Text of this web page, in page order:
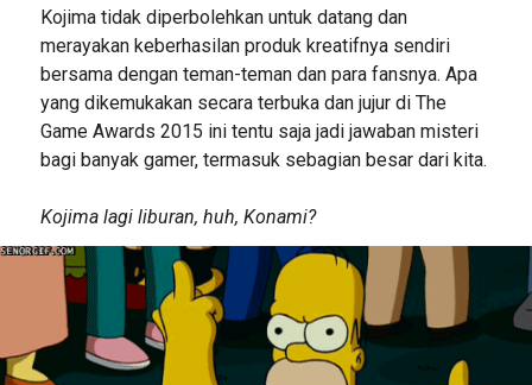
Kojima tidak diperbolehkan untuk datang dan
merayakan keberhasilan produk kreatifnya sendiri
bersama dengan teman-teman dan para fansnya. Apa
yang dikemukakan secara terbuka dan jujur di The
Game Awards 2015 ini tentu saja jadi jawaban misteri
bagi banyak gamer, termasuk sebagian besar dari kita.
Kojima lagi liburan, huh, Konami?